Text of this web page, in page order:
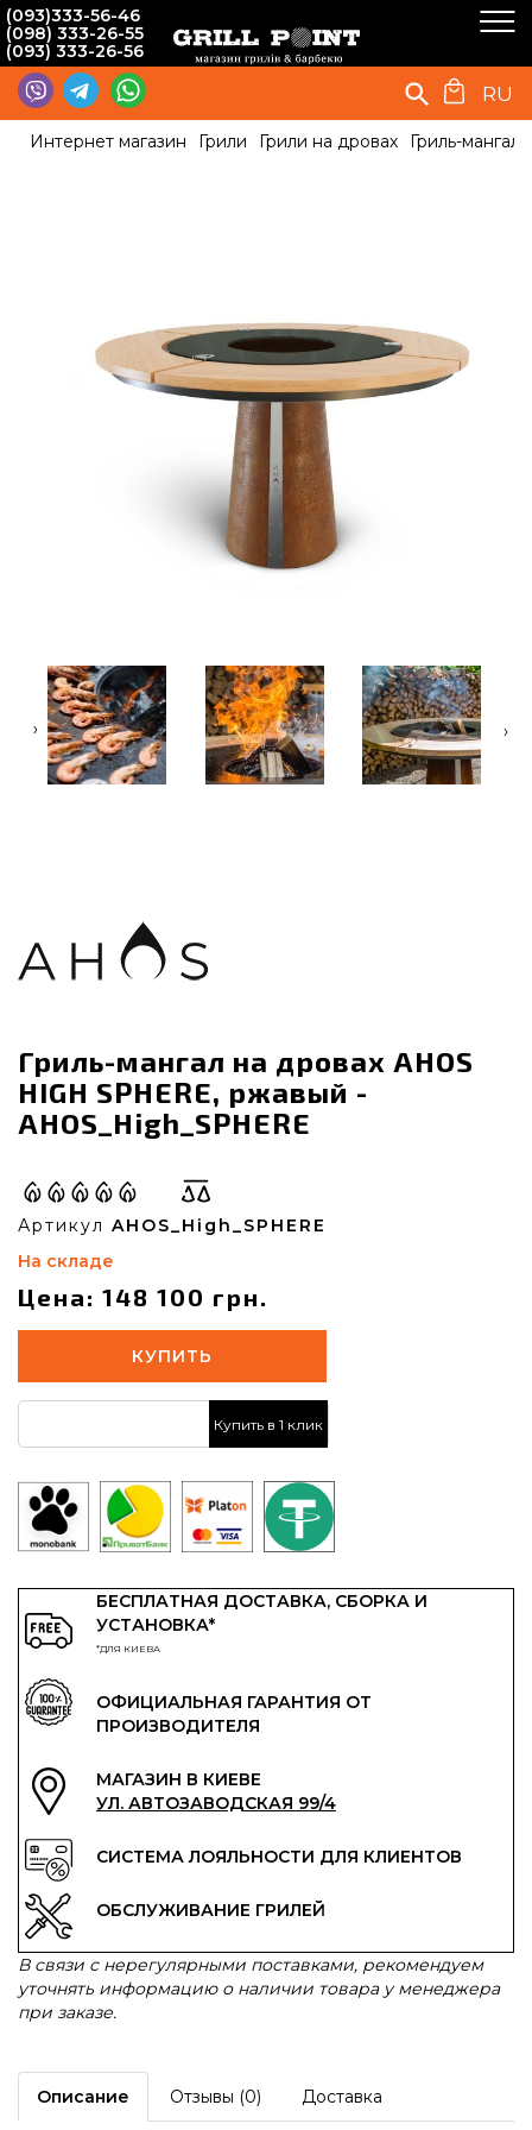
(093)333-56-46
(098) 333-26-55
(093) 333-26-56
RU
Интернет магазин Грили Грили на дровах Гриль-
‹ ›
Гриль-мангал на дровах AHOS
HIGH SPHERE, ржавый -
AHOS_High_SPHERE
Артикул AHOS_High_SPHERE
На складе
Цена: 148 100 грн.
КУПИТЬ
Купить в 1 клик
БЕСПЛАТНАЯ ДОСТАВКА, СБОРКА И
УСТАНОВКА*
*ДЛЯ КИЕВА
ОФИЦИАЛЬНАЯ ГАРАНТИЯ ОТ
ПРОИЗВОДИТЕЛЯ
МАГАЗИН В КИЕВЕ
УЛ. АВТОЗАВОДСКАЯ 99/4
СИСТЕМА ЛОЯЛЬНОСТИ ДЛЯ КЛИЕНТОВ
ОБСЛУЖИВАНИЕ ГРИЛЕЙ
В связи с нерегулярными поставками, рекомендуем
уточнять информацию о наличии товара у менеджера
при заказе.
Описание Отзывы (0) Доставка